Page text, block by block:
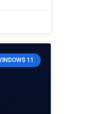
11